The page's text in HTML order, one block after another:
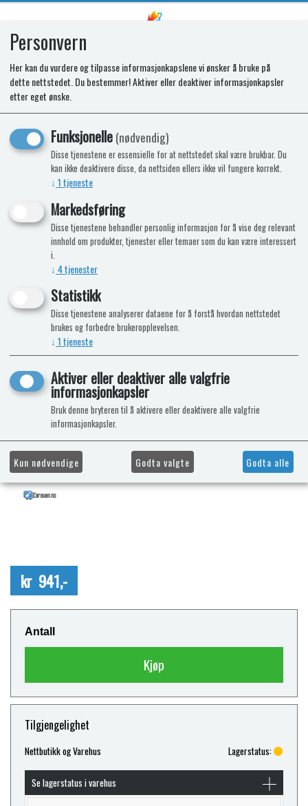
SPARES KIT - GENERATOR.SI 230V
6 G2 EP 2.5m
kr 941,-
Antall
Kjøp
Tilgjengelighet
Nettbutikk og Varehus Lagerstatus:
Se lagerstatus i varehus
Personvern
Her kan du vurdere og tilpasse informasjonkapslene vi ønsker å bruke på
dette nettstedet. Du bestemmer! Aktiver eller deaktiver informasjonkapsler
etter eget ønske.
Funksjonelle(nødvendig)
Disse tjenestene er essensielle for at nettstedet skal være brukbar. Du
kan ikke deaktivere disse, da nettsiden ellers ikke vil fungere korrekt.
↓ 1tjeneste
Markedsføring
Disse tjenestene behandler personlig informasjon for å vise deg relevant
innhold om produkter, tjenester eller temaer som du kan være interessert
i.
↓ 4tjenester
Statistikk
Disse tjenestene analyserer dataene for å forstå hvordan nettstedet
brukes og forbedre brukeropplevelsen.
↓ 1tjeneste
Aktiver eller deaktiver alle valgfrie
informasjonkapsler
Bruk denne bryteren til å aktivere eller deaktivere alle valgfrie
informasjonkapsler.
Kun nødvendige Godta valgte Godta alle